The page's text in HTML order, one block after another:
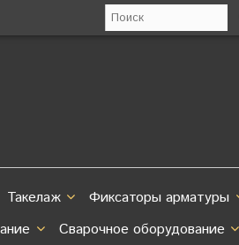
Такелаж
Фиксаторы арматуры
Сварочное оборудование